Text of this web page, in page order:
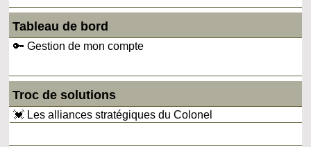
Tableau de bord
🔑 Gestion de mon compte
Troc de solutions
💓 Les alliances stratégiques du Colonel